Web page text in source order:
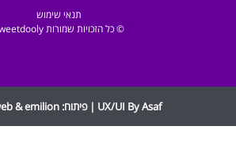
תנאי שימוש
© כל הזכויות שמורות sweetdooly
UX/UI By Asaf | פיתוח: &emilion